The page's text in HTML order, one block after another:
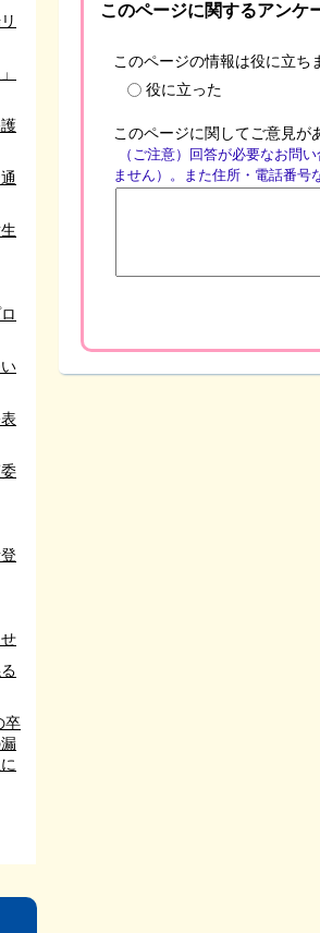
卒
このページに関するアンケ
このページの情報は役に立ち
役に立った
このページに関してご意見が
（ご注意）回答が必要なお問
ません）。また住所・電話番号